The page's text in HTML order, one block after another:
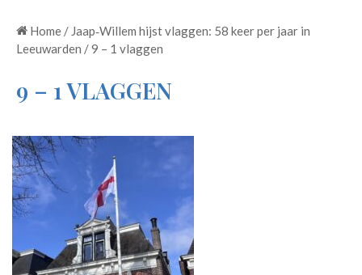
Home / Jaap‑Willem hijst vlaggen: 58 keer per jaar in
Leeuwarden /9 – 1 vlaggen
9 – 1 VLAGGEN